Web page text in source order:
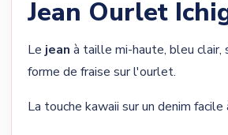
Jean Ourlet
Le jean à taille mi-haute, bleu clair,
forme de fraise sur l'ourlet.
La touche kawaii sur un denim facile